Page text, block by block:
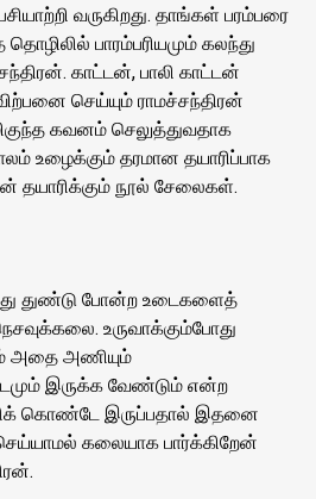
வருகிறது. தாங்கள் பரம்பரை
பாரம்பரியமும் கலந்து
காட்டன், பாலி காட்டன்
செய்யும் ராமச்சந்திரன்
கவனம் செலுத்துவதாக
உழைக்கும் தரமான தயாரிப்பாக
தயாரிக்கும் நூல் சேலைகள்.
துண்டு போன்ற உடைகளைத்
உருவாக்கும்போது
அதை அணியும்
இருக்க வேண்டும் என்ற
கொண்டே இருப்பதால் இதனை
கலையாக பார்க்கிறேன்